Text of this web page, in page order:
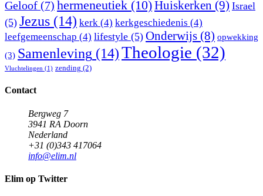
Geloof (7) hermeneutiek (10)Huiskerken (9) Israel
(5) Jezus (14) kerk (4) kerkgeschiedenis (4)
leefgemeenschap (4) lifestyle (5) Onderwijs (8) opwekking
(3) Samenleving (14)Theologie (32)
Vluchtelingen (1) zending (2)
Contact
Bergweg 7
3941 RA Doorn
Nederland
+31 (0)343 417064
info@elim.nl
Elim op Twitter